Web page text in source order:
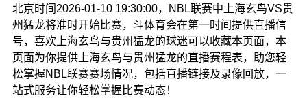
北京时间2026-01-10 19:30:00，NBL联赛中上海玄鸟VS贵
州猛龙将准时开始比赛，斗体育会在第一时间提供直播信
号，喜欢上海玄鸟与贵州猛龙的球迷可以收藏本页面，本
页面为你提供上海玄鸟与贵州猛龙的直播赛程表，助您轻
松掌握NBL联赛赛场情况，包括直播链接及录像回放，一
站式服务让你轻松掌握比赛动态！